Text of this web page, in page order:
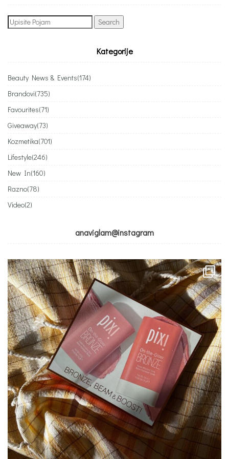
Search
for:
Kategorije
Beauty News & Events(174)
Brandovi(735)
Favourites(71)
Giveaway(73)
Kozmetika(701)
Lifestyle(246)
New In(160)
Razno(78)
Video(2)
anaviglam@instagram